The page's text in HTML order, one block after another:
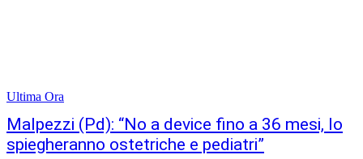
Ultima Ora
Malpezzi (Pd): “No a device fino a 36 mesi, lo
spiegheranno ostetriche e pediatri”